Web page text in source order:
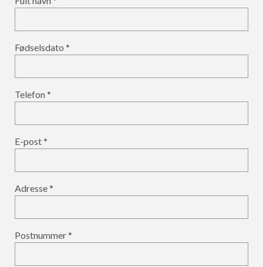
Fødselsdato
Telefon
E-post
Adresse
Postnummer